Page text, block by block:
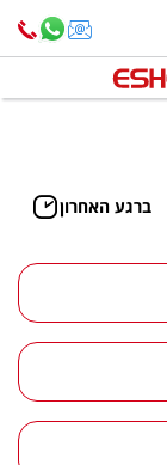
ברגע האחרון